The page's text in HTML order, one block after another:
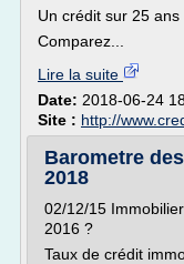
Un crédit sur 25
Comparez...
Lire la suite
Date: 2018-06-24
Site : http://
Barometre
2018
02/12/15
2016 ?
Taux de crédit